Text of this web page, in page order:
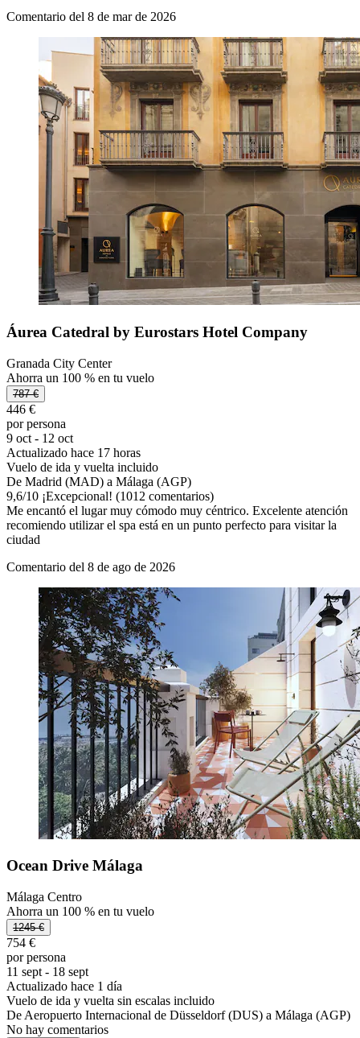
Comentario del 8 de mar de 2026
Áurea Catedral by Eurostars Hotel Company
Granada City Center
Ahorra un 100 % en tu vuelo
787 €
446 €
por persona
9 oct - 12 oct
Actualizado hace 17 horas
Vuelo de ida y vuelta incluido
De Madrid (MAD) a Málaga (AGP)
9,6/10 ¡Excepcional! (1012 comentarios)
Me encantó el lugar muy cómodo muy céntrico. Excelente atención
recomiendo utilizar el spa está en un punto perfecto para visitar la
ciudad
Comentario del 8 de ago de 2026
Ocean Drive Málaga
Málaga Centro
Ahorra un 100 % en tu vuelo
1245 €
754 €
por persona
11 sept - 18 sept
Actualizado hace 1 día
Vuelo de ida y vuelta sin escalas incluido
De Aeropuerto Internacional de Düsseldorf (DUS) a Málaga (AGP)
No hay comentarios